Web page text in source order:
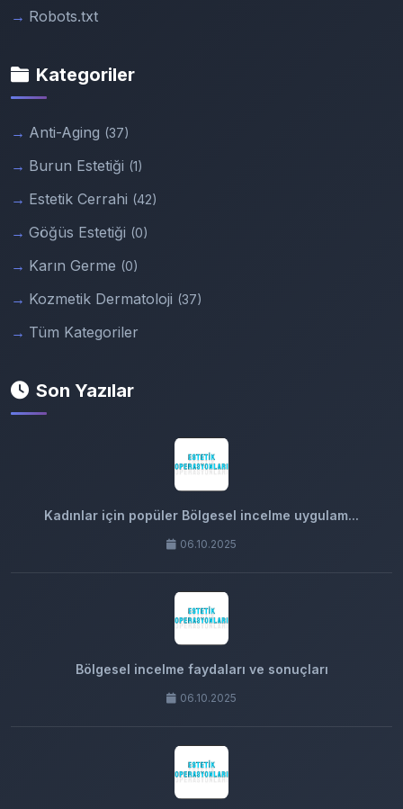
Robots.txt
Kategoriler
Anti-Aging (37)
Burun Estetiği (1)
Estetik Cerrahi (42)
Göğüs Estetiği (0)
Karın Germe (0)
Kozmetik Dermatoloji (37)
Tüm Kategoriler
Son Yazılar
Kadınlar için popüler Bölgesel incelme uygulam...
06.10.2025
Bölgesel incelme faydaları ve sonuçları
06.10.2025